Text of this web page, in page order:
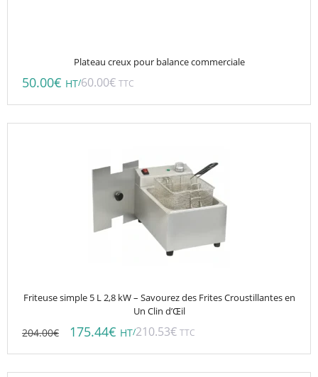
Plateau creux pour balance commerciale
50.00€ HT/60.00€ TTC
Friteuse simple 5 L 2,8 kW – Savourez des Frites Croustillantes en
Un Clin d’Œil
204.00€ 175.44€ HT/210.53€ TTC